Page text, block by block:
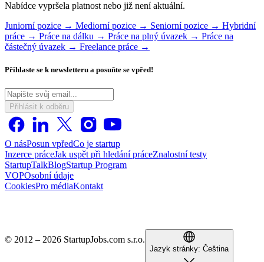
Nabídce vypršela platnost nebo již není aktuální.
Juniorní pozice → Mediorní pozice → Seniorní pozice → Hybridní
práce → Práce na dálku → Práce na plný úvazek → Práce na
částečný úvazek → Freelance práce →
Přihlaste se k newsletteru a posuňte se vpřed!
Přihlásit k odběru
O násPosun vpředCo je startup
Inzerce práceJak uspět při hledání práceZnalostní testy
StartupTalkBlogStartup Program
VOPOsobní údaje
CookiesPro médiaKontakt
© 2012 – 2026 StartupJobs.com s.r.o.
Jazyk stránky: Čeština